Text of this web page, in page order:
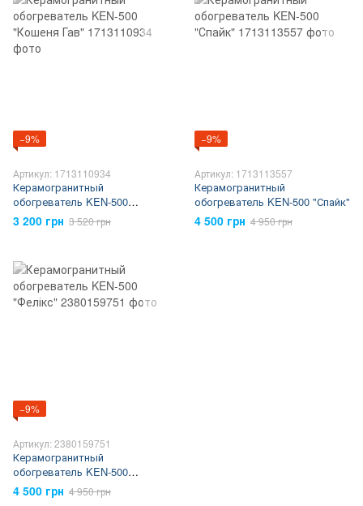
−9%
Артикул: 1713110934
Керамогранитный
обогреватель KEN-500
"Кошеня Гав"
3 200 грн 3 520 грн
−9%
Артикул: 1713113557
Керамогранитный
обогреватель KEN-500 "Спайк"
4 500 грн 4 950 грн
−9%
Артикул: 2380159751
Керамогранитный
обогреватель KEN-500
"Фелікс"
4 500 грн 4 950 грн